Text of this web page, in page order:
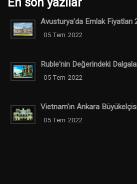
Avusturya’da Emlak Fiyatları
05 Tem 2022
Ruble'nin Değerindeki
05 Tem 2022
Vietnam'ın Ankara
05 Tem 2022